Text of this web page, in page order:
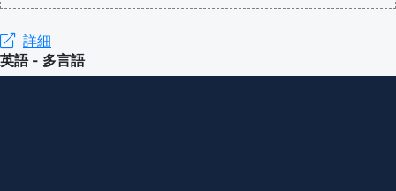
詳細
英語 - 多言語